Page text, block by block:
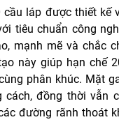
cầu láp được thiết kế
tiêu chuẩn công
mạnh mẽ và chắc
này giúp hạn chế
phân khúc. Mặt
cách, đồng thời vẫn
đường rãnh thoát